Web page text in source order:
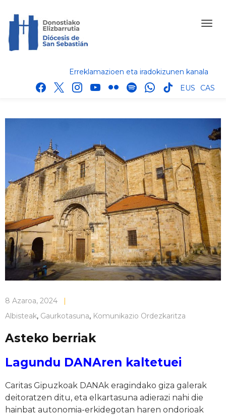
Erreklamazioen eta iradokizunen kanala
facebook
x instagram
youtube
flickr spotifywhatsapp
tik
EUS CAS
8 Azaroa, 2024
|
Albisteak, Gaurkotasuna, Komunikazio Ordezkaritza
Asteko berriak
Lagundu DANAren kaltetuei
Caritas Gipuzkoak DANAk eragindako giza galerak
deitoratzen ditu, eta elkartasuna adierazi nahi die
hainbat autonomia-erkidegotan haren ondorioak